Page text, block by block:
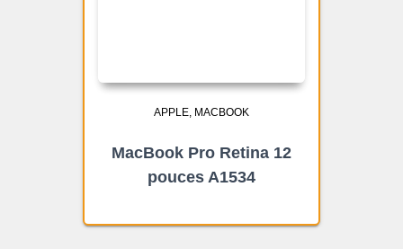
APPLE MACBOOK
MacBook Pro Retina 12
pouces A1534